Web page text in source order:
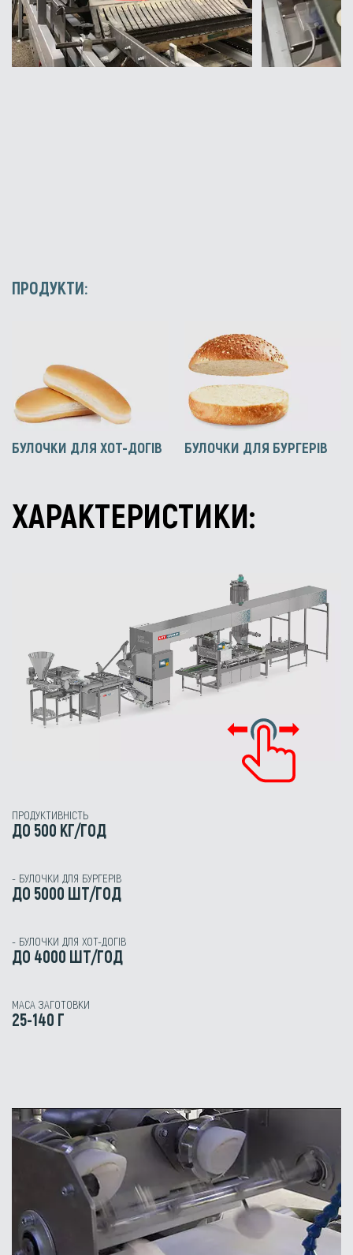
ПРОДУКТИ:
БУЛОЧКИ ДЛЯ ХОТ-ДОГІВ БУЛОЧКИ ДЛЯ БУРГЕРІВ
ХАРАКТЕРИСТИКИ:
ПРОДУКТИВНІСТЬ
ДО 500 КГ/ГОД
- БУЛОЧКИ ДЛЯ БУРГЕРІВ
ДО 5000 ШТ/ГОД
- БУЛОЧКИ ДЛЯ ХОТ-ДОГІВ
ДО 4000 ШТ/ГОД
МАСА ЗАГОТОВКИ
25-140 Г